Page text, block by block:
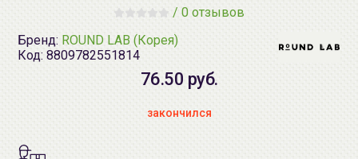
/ 0 отзывов
Бренд: ROUND LAB (Корея)
Код: 8809782551814
76.50 руб.
закончился